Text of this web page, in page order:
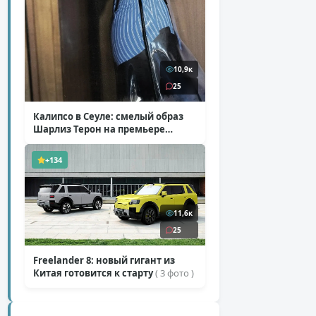
10,9к
25
Калипсо в Сеуле: смелый образ
Шарлиз Терон на премьере
«Одиссеи»( 6 фото )
+134
11,6к
25
Freelander 8: новый гигант из
Китая готовится к старту( 3 фото )